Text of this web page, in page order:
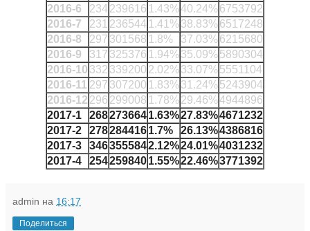
2016-6
234 239616 1.43%40.24%6753792
2016-7
231 236544 1.41%38.83%6517248
2016-8
297 301568 1.8% 37.03%6215680
2016-9
317 325376 1.94%35.09%5890304
2016-10 332 339200 2.02%33.07%5551104
2016-11 297 307200 1.83%31.24%5243904
2016-12 296 299008 1.78%29.46%4944896
2017-1
2682736641.63%27.83%4671232
2017-2
2782844161.7% 26.13%4386816
2017-3
3463555842.12%24.01%4031232
2017-4
2542598401.55%22.46%3771392
admin на 16:17
Поделиться